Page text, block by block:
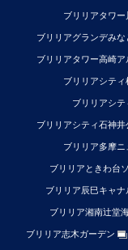
ブリリアタワー
ブリリアグランデみな
ブリリアタワー高崎
ブリリアシティ
ブリリアシテ
ブリリアシティ石神井
ブリリア多摩ニ
ブリリアときわ台
ブリリア辰巳キャナ
ブリリア湘南辻堂
ブリリア志木ガーデン